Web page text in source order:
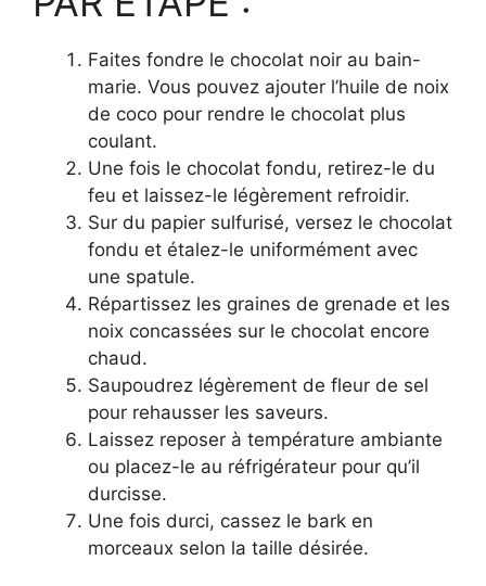
Faites fondre le chocolat noir au bain-
marie. Vous pouvez ajouter l’huile de noix
de coco pour rendre le chocolat plus
coulant.
Une fois le chocolat fondu, retirez-le du
feu et laissez-le légèrement refroidir.
Sur du papier sulfurisé, versez le chocolat
fondu et étalez-le uniformément avec
une spatule.
Répartissez les graines de grenade et les
noix concassées sur le chocolat encore
chaud.
Saupoudrez légèrement de fleur de sel
pour rehausser les saveurs.
Laissez reposer à température ambiante
ou placez-le au réfrigérateur pour qu’il
durcisse.
Une fois durci, cassez le bark en
morceaux selon la taille désirée.